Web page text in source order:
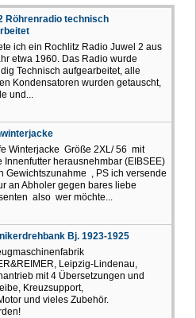
Röhrenradio technisch
ich ein Rochlitz Radio Juwel 2 aus
etwa 1960. Das Radio wurde
Technisch aufgearbeitet, alle
Kondensatoren wurden getauscht,
und...
Winterjacke Größe 2XL/ 56 mit
Innenfutter herausnehmbar (EIBSEE)
Gewichtszunahme , PS ich versende
an Abholer gegen bares liebe
also wer möchte...
Bj. 1923-1925
Leipzig-Lindenau,
mit 4 Übersetzungen und
Kreuzsupport,
und vieles Zubehör.